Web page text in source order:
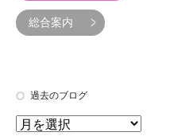
総合案内
過去のブログ